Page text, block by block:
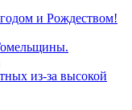
и Рождеством!
из-за высокой